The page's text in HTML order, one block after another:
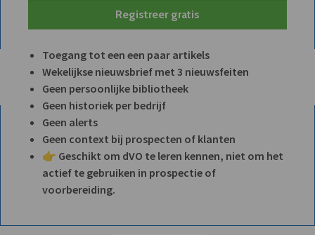
Registreer gratis
Toegang tot een een paar artikels
Wekelijkse nieuwsbrief met 3 nieuwsfeiten
Geen persoonlijke bibliotheek
Geen historiek per bedrijf
Geen alerts
Geen context bij prospecten of klanten
👉 Geschikt om dVO te leren kennen, niet om het
actief te gebruiken in prospectie of
voorbereiding.